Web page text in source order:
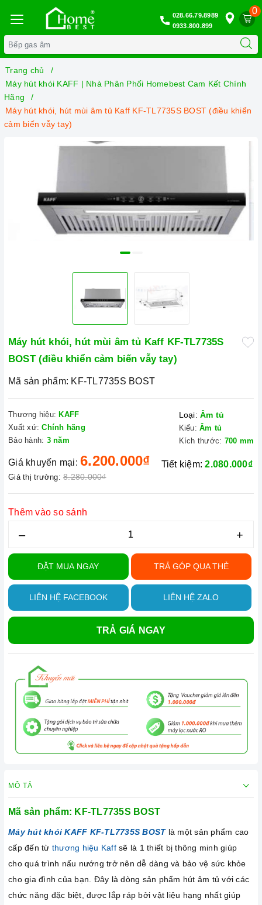
0
028.66.79.8989
0933.800.899
Trang chủ
Máy hút khói KAFF | Nhà Phân Phối Homebest Cam Kết Chính
Hãng
Máy hút khói, hút mùi âm tủ Kaff KF-TL7735S BOST (điều khiển
cảm biến vẫy tay)
Máy hút khói, hút mùi âm tủ Kaff KF-TL7735S
BOST (điều khiển cảm biến vẫy tay)
Mã sản phẩm: KF-TL7735S BOST
Thương hiệu: KAFF
Xuất xứ: Chính hãng
Bảo hành: 3 năm
Loại: Âm tủ
Kiểu: Âm tủ
Kích thước: 700 mm
Giá khuyến mại: 6.200.000₫
Giá thị trường: 8.280.000₫
Tiết kiệm:2.080.000₫
Thêm vào so sánh
– +
ĐẶT MUA NGAY TRẢ GÓP QUA THẺ
LIÊN HỆ FACEBOOK LIÊN HỆ ZALO
TRẢ GIÁ NGAY
MÔ TẢ
Mã sản phẩm: KF-TL7735S BOST
Máy hút khói KAFF KF-TL7735S BOSTlà một sản phẩm cao
cấp đến từ thương hiệu Kaffsẽ là 1 thiết bị thông minh giúp
cho quá trình nấu nướng trở nên dễ dàng và bảo vệ sức khỏe
cho gia đình của bạn. Đây là dòng sản phẩm hút âm tủ với các
chức năng đặc biệt, được lắp ráp bởi vật liệu hạng nhất giúp